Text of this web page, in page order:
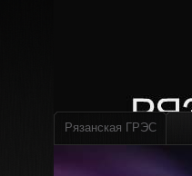
Рязанская ГРЭС